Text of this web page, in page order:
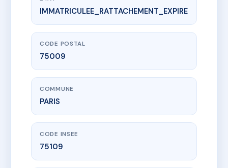
www.vme.plus/AD9374331
SDC 41 TOUR D'AUVERGNE
41 r de la tour d'auvergne
IMMATRICULEE_RATTACHEMENT_EXPIRE
CODE POSTAL
75009
COMMUNE
PARIS
CODE INSEE
75109